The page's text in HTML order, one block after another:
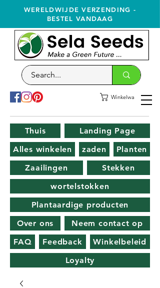
WERELDWIJDE VERZENDING -
BESTEL VANDAAG
Winkelwagen
Thuis
Landing Page
Alles winkelen
zaden
Planten
Zaailingen
Stekken
wortelstokken
Plantaardige producten
Over ons
Neem contact op
FAQ
Feedback
Winkelbeleid
Loyalty